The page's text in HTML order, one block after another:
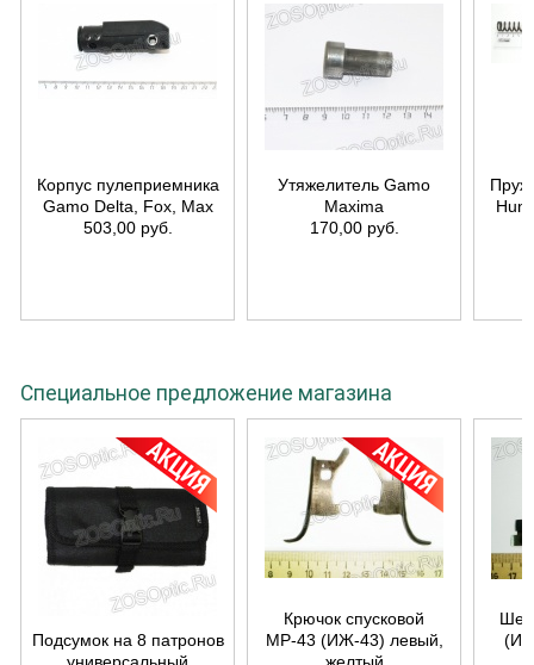
Корпус пулеприемника
Gamo Delta, Fox, Max
503,00 руб.
Утяжелитель Gamo
Maxima
170,00 руб.
Специальное предложение магазина
Подсумок на 8 патронов
Крючок спусковой
МР-43 (ИЖ-43) левый,